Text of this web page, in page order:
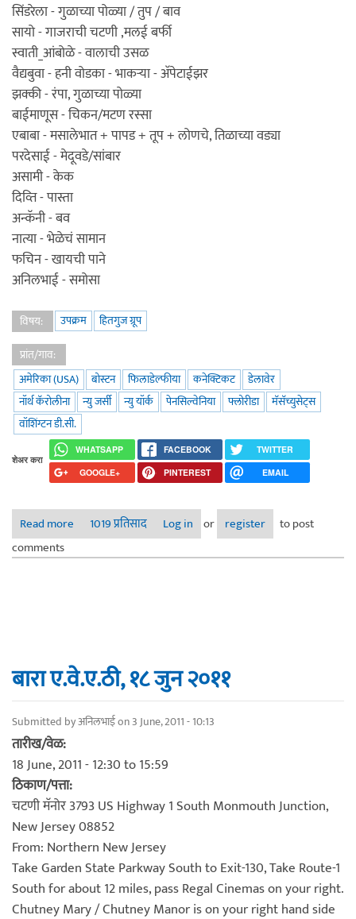
सिंडरेला - गुळाच्या पोळ्या / तुप / बाव
सायो - गाजराची चटणी ,मलई बर्फी
स्वाती_आंबोळे - वालाची उसळ
वैद्यबुवा - हनी वोडका - भाकर्‍या - अ‍ॅपेटाईझर
झक्की - रंपा, गुळाच्या पोळ्या
बाईमाणूस - चिकन/मटण रस्सा
एबाबा - मसालेभात + पापड + तूप + लोणचे, तिळाच्या वड्या
परदेसाई - मेदूवडे/सांबार
असामी - केक
दिव्ति - पास्ता
अन्कॅनी - बव
नात्या - भेळेचं सामान
फचिन - खायची पाने
अनिलभाई - समोसा
विषय: उपक्रम
हितगुज ग्रूप
प्रांत/गाव:
अमेरिका (USA)
बोस्टन फिलाडेल्फीया कनेक्टिकट
डेलावेर
नॉर्थ कॅरोलीना
न्यु जर्सी न्यु यॉर्क पेनसिल्वेनिया फ्लोरीडा
मॅसॅच्युसेट्स
वॉशिंग्टन डी.सी.
शेअर करा
WHATSAPP FACEBOOK
TWITTER
GOOGLE+
PINTEREST EMAIL
Read more about बारा ए.वे.ए.ठि. , हिवाळी २०१२
1019 प्रतिसाद Log in or register
to post
comments
बारा ए.वे.ए.ठी, १८ जुन २०११
Submitted byअनिलभाईon 3 June, 2011 - 10:13
तारीख/वेळ:
18 June, 2011 -12:30to15:59
ठिकाण/पत्ता:
चटणी मॅनोर 3793 US Highway 1 South Monmouth Junction,
New Jersey 08852
From: Northern New Jersey
Take Garden State Parkway South to Exit-130, Take Route-1
South for about 12 miles, pass Regal Cinemas on your right.
Chutney Mary / Chutney Manor is on your right hand side